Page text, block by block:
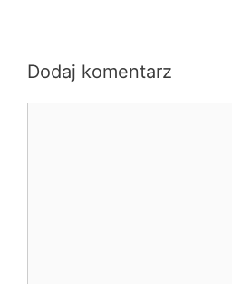
Dodaj komentarz